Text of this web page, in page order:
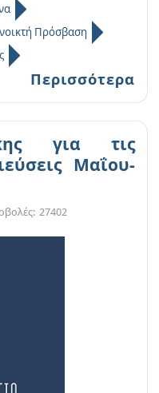
Πρόσβαση
Περισσότερα
για τις
Μαΐου-
27402